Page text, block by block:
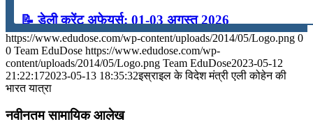
Menu Menu
📝 डेली करेंट अफेयर्स: 01-03 अगस्त 2026
July 31, 2026
📝 डेली करेंट अफेयर्स: 28-31 जुलाई 2026
https://www.edudose.com/wp-content/uploads/2014/05/Logo.png 0
0 Team EduDose https://www.edudose.com/wp-
content/uploads/2014/05/Logo.png Team EduDose2023-05-12
21:22:172023-05-13 18:35:32इस्राइल के विदेश मंत्री एली कोहेन की
भारत यात्रा
नवीनतम सामायिक आलेख